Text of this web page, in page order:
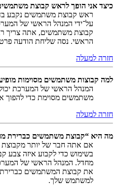
כיצד אני הופך לראש קבוצת
ראש קבוצת משתמשים נקבע
על־ידי המנהל הראשי של
קבוצת משתמשים, אתה צריך
הראשי. נסה שליחת הודעה
חזרה למעלה
למה קבוצות משתמשים מסוימות
המנהל הראשי של המערכת
משתמשים מסוימת כדי להפוך
חזרה למעלה
מה היא “קבוצת משתמשים כברירת
אם אתה חבר של יותר
בשימוש כדי לקבוע איזה צבע
מחדל. המנהל הראשי של
את קבוצת המשתמשים
למשתמש שלך.